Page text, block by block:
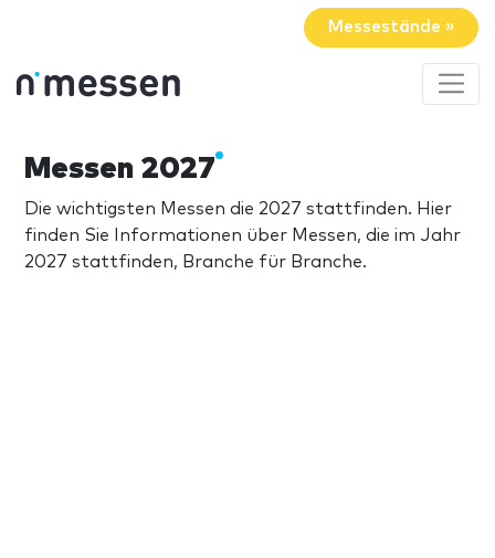
Messestände »
Messen 2027
Die wichtigsten Messen die 2027 stattfinden. Hier
finden Sie Informationen über Messen, die im Jahr
2027 stattfinden, Branche für Branche.